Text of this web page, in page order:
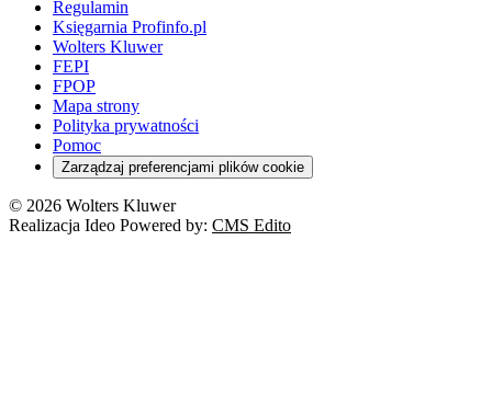
Regulamin
Księgarnia Profinfo.pl
Wolters Kluwer
FEPI
FPOP
Mapa strony
Polityka prywatności
Pomoc
Zarządzaj preferencjami plików cookie
© 2026 Wolters Kluwer
Realizacja Ideo Powered by: CMS Edito